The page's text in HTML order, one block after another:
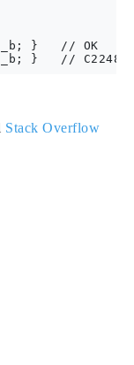
}   // OK
Stack Overflow